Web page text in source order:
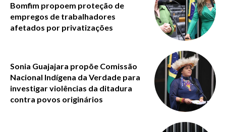
Bomfim propoem proteção de
empregos de trabalhadores
afetados por privatizações
Sonia Guajajara propõe Comissão
Nacional Indígena da Verdade para
investigar violências da ditadura
contra povos originários